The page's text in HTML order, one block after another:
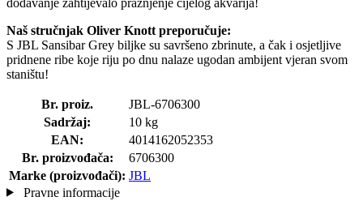
Naš stručnjak Oliver Knott preporučuje:
S JBL Sansibar Grey biljke su savršeno zbrinute, a čak i osjetljive
pridnene ribe koje riju po dnu nalaze ugodan ambijent vjeran svom
staništu!
Br. proiz.
JBL-6706300
Sadržaj:
10 kg
EAN:
4014162052353
Br. proizvođača:
6706300
Marke (proizvođači): JBL
Pravne informacije